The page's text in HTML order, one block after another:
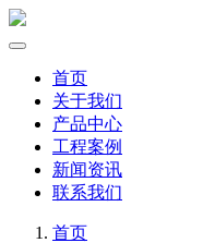
首页
关于我们
产品中心
工程案例
新闻资讯
联系我们
首页